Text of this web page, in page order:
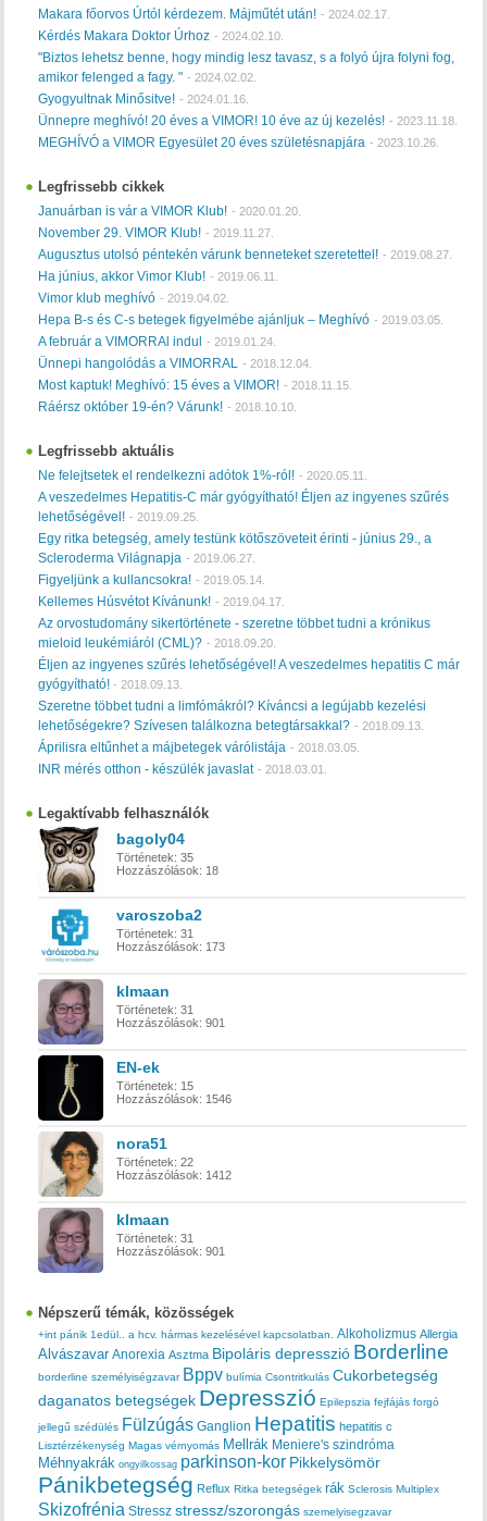
Makara főorvos Úrtól kérdezem. Májműtét után! - 2024.02.17.
Kérdés Makara Doktor Úrhoz - 2024.02.10.
"Biztos lehetsz benne, hogy mindig lesz tavasz, s a folyó újra folyni fog,
amikor felenged a fagy. " - 2024.02.02.
Gyogyultnak Minősitve! - 2024.01.16.
Ünnepre meghívó! 20 éves a VIMOR! 10 éve az új kezelés! - 2023.11.18.
MEGHÍVÓ a VIMOR Egyesület 20 éves születésnapjára - 2023.10.26.
Legfrissebb cikkek
Januárban is vár a VIMOR Klub! - 2020.01.20.
November 29. VIMOR Klub! - 2019.11.27.
Augusztus utolsó péntekén várunk benneteket szeretettel! - 2019.08.27.
Ha június, akkor Vimor Klub! - 2019.06.11.
Vimor klub meghívó - 2019.04.02.
Hepa B-s és C-s betegek figyelmébe ajánljuk – Meghívó - 2019.03.05.
A február a VIMORRAl indul - 2019.01.24.
Ünnepi hangolódás a VIMORRAL - 2018.12.04.
Most kaptuk! Meghívó: 15 éves a VIMOR! - 2018.11.15.
Ráérsz október 19-én? Várunk! - 2018.10.10.
Legfrissebb aktuális
Ne felejtsetek el rendelkezni adótok 1%-ról! - 2020.05.11.
A veszedelmes Hepatitis-C már gyógyítható! Éljen az ingyenes szűrés
lehetőségével! - 2019.09.25.
Egy ritka betegség, amely testünk kötőszöveteit érinti - június 29., a
Scleroderma Világnapja - 2019.06.27.
Figyeljünk a kullancsokra! - 2019.05.14.
Kellemes Húsvétot Kívánunk! - 2019.04.17.
Az orvostudomány sikertörténete - szeretne többet tudni a krónikus
mieloid leukémiáról (CML)? - 2018.09.20.
Éljen az ingyenes szűrés lehetőségével! A veszedelmes hepatitis C már
gyógyítható!- 2018.09.13.
Szeretne többet tudni a limfómákról? Kíváncsi a legújabb kezelési
lehetőségekre? Szívesen találkozna betegtársakkal? - 2018.09.13.
Áprilisra eltűnhet a májbetegek várólistája - 2018.03.05.
INR mérés otthon - készülék javaslat - 2018.03.01.
Legaktívabb felhasználók
bagoly04
Történetek: 35
Hozzászólások: 18
varoszoba2
Történetek: 31
Hozzászólások: 173
klmaan
Történetek: 31
Hozzászólások: 901
EN-ek
Történetek: 15
Hozzászólások: 1546
nora51
Történetek: 22
Hozzászólások: 1412
klmaan
Történetek: 31
Hozzászólások: 901
Népszerű témák, közösségek
+int pánik 1edül.. a hcv. hármas kezelésével kapcsolatban. Alkoholizmus Allergia
Alvászavar Anorexia Asztma Bipoláris depresszió Borderline
borderline személyiségzavar Bppv bulímia Csontritkulás Cukorbetegség
daganatos betegségek Depresszió Epilepszia fejfájás forgó
jellegű szédülés Fülzúgás Ganglion Hepatitis hepatitis c
Lisztérzékenység Magas vérnyomás Mellrák Meniere's szindróma
Méhnyakrák ongyilkossag parkinson-kor Pikkelysömör
Pánikbetegség Reflux Ritka betegségek rák Sclerosis Multiplex
Skizofrénia Stressz stressz/szorongás szemelyisegzavar